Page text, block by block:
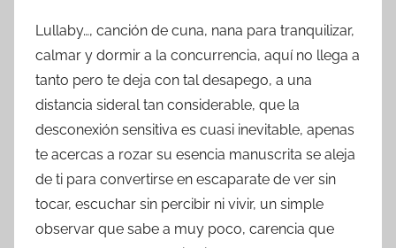
Lullaby…, canción de cuna, nana para tranquilizar,
calmar y dormir a la concurrencia, aquí no llega a
tanto pero te deja con tal desapego, a una
distancia sideral tan considerable, que la
desconexión sensitiva es cuasi inevitable, apenas
te acercas a rozar su esencia manuscrita se aleja
de ti para convertirse en escaparate de ver sin
tocar, escuchar sin percibir ni vivir, un simple
observar que sabe a muy poco, carencia que